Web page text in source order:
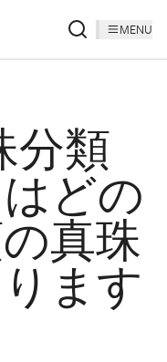
MENU
分類
どの
真珠
ます